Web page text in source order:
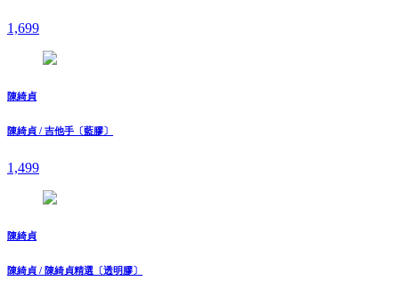
1,699
陳綺貞
陳綺貞 / 吉他手〔藍膠〕
1,499
陳綺貞
陳綺貞 / 陳綺貞精選〔透明膠〕